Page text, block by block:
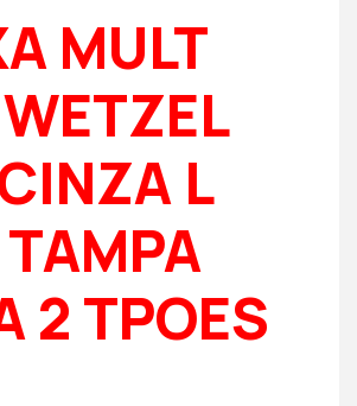
MULT
L
2 TPOES